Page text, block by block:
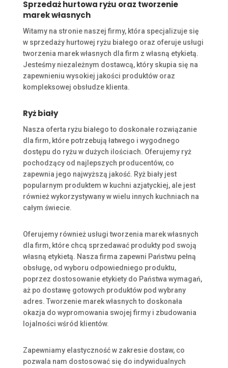
Sprzedaż hurtowa ryżu oraz tworzenie
marek własnych
Witamy na stronie naszej firmy, która specjalizuje się
w sprzedaży hurtowej ryżu białego oraz oferuje usługi
tworzenia marek własnych dla firm z własną etykietą.
Jesteśmy niezależnym dostawcą, który skupia się na
zapewnieniu wysokiej jakości produktów oraz
kompleksowej obsłudze klienta.
Ryż biały
Nasza oferta ryżu białego to doskonałe rozwiązanie
dla firm, które potrzebują łatwego i wygodnego
dostępu do ryżu w dużych ilościach. Oferujemy ryż
pochodzący od najlepszych producentów, co
zapewnia jego najwyższą jakość. Ryż biały jest
popularnym produktem w kuchni azjatyckiej, ale jest
również wykorzystywany w wielu innych kuchniach na
całym świecie.
Oferujemy również usługi tworzenia marek własnych
dla firm, które chcą sprzedawać produkty pod swoją
własną etykietą. Nasza firma zapewni Państwu pełną
obsługę, od wyboru odpowiedniego produktu,
poprzez dostosowanie etykiety do Państwa wymagań,
aż po dostawę gotowych produktów pod wybrany
adres. Tworzenie marek własnych to doskonała
okazja do wypromowania swojej firmy i zbudowania
lojalności wśród klientów.
Zapewniamy elastyczność w zakresie dostaw, co
pozwala nam dostosować się do indywidualnych